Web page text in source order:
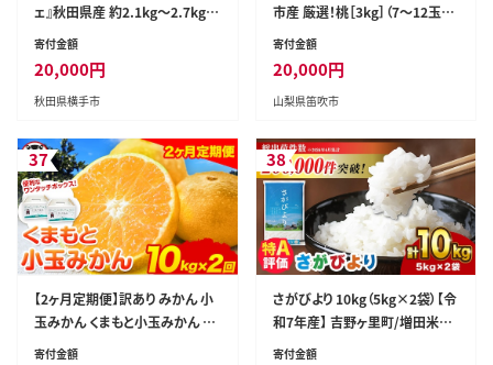
ェ』秋田県産 約2.1kg～2.7kg×
2玉 [すいか スイカ 西瓜 小玉す
田 オリジナル品種 夏果物 夏フ
ルーツ あきた夏丸 チッチェ ちっ
寄付金額
20,000円
秋田県横手市
市産 厳選！桃［3kg］（7～12玉
入）フルーツ大国！山梨県笛吹市
TTA REACH JAPAN
寄付金額
20,000円
山梨県笛吹市
37
【2ヶ月定期便】訳あり みかん 小
玉みかん くまもと小玉みかん 10
kg (10kg×1箱) 秋 旬 不揃い
寄付金額
38
さがびより 10kg（5kg×2袋）【令
和7年産】 吉野ヶ里町/増田米穀
[FBM018]
寄付金額